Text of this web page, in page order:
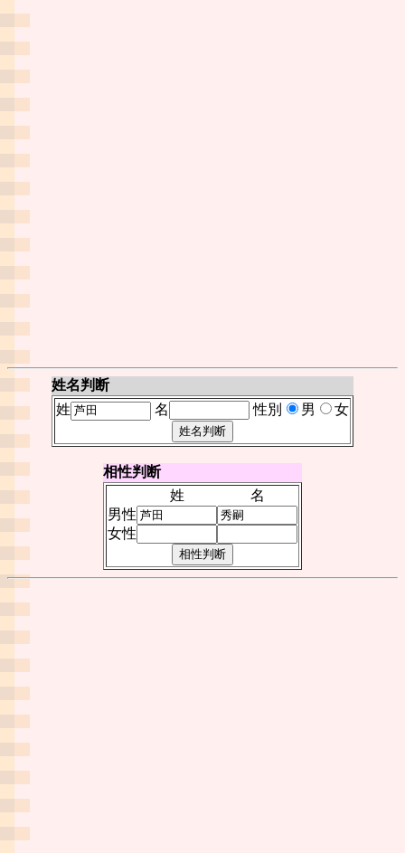
姓名判断
姓
名 性別 男 女
相性判断
姓
名
男性
女性